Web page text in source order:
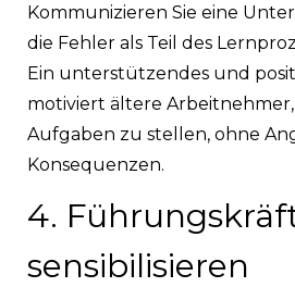
Kommunizieren Sie eine
die Fehler als Teil des
Ein unterstützendes und
motiviert ältere
Aufgaben zu stellen, ohne
Konsequenzen.
4.
sensibilisieren